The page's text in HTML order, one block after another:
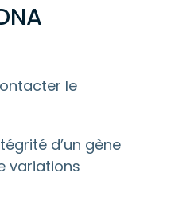
le
d’un gène
variations